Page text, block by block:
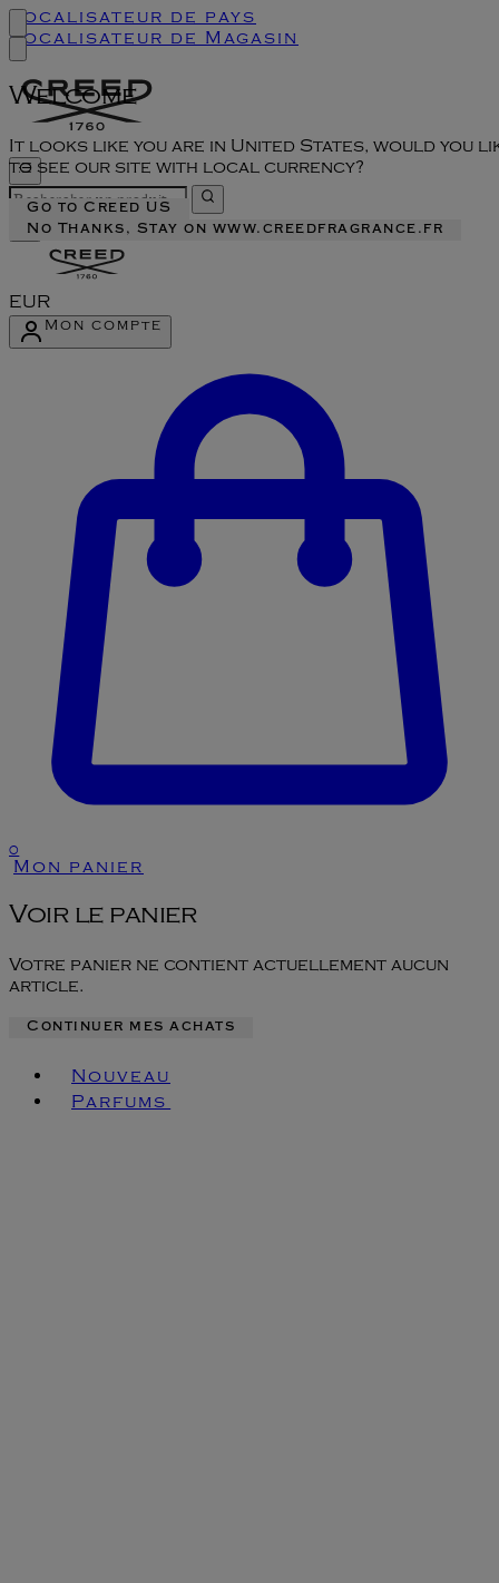
Welcome
It looks like you are in United States, would you
to see our site with local currency?
Go to Creed US
No Thanks, Stay on www.creedfragrance.fr
Localisateur de pays
Localisateur de Magasin
EUR
Mon compte
0
Mon panier
Voir le panier
Votre panier ne contient actuellement aucun
article.
Continuer mes achats
Nouveau
Parfums